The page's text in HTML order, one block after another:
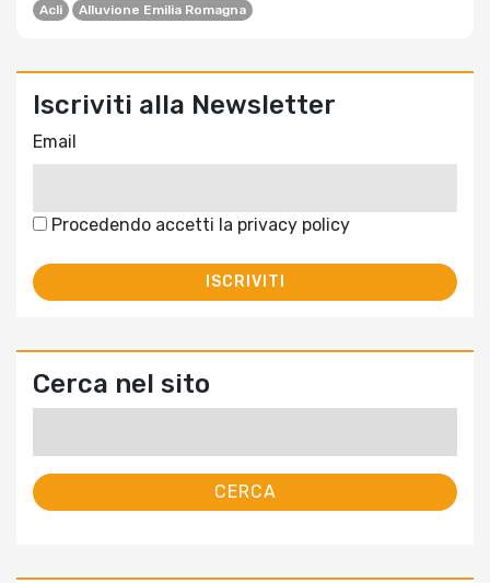
Acli Alluvione Emilia Romagna
Iscriviti alla Newsletter
Email
Procedendo accetti la privacy policy
Cerca nel sito